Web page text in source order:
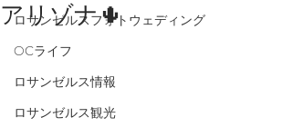
ロサンゼルスフォトウェディング
OCライフ
ロサンゼルス情報
ロサンゼルス観光
アリゾナ🌵